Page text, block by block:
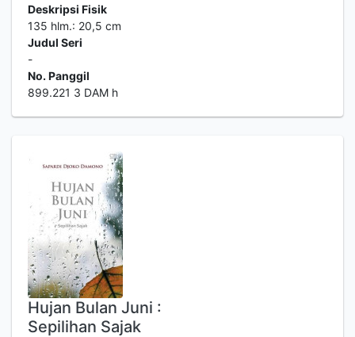
Deskripsi Fisik
135 hlm.: 20,5 cm
Judul Seri
-
No. Panggil
899.221 3 DAM h
Hujan Bulan Juni :
Sepilihan Sajak